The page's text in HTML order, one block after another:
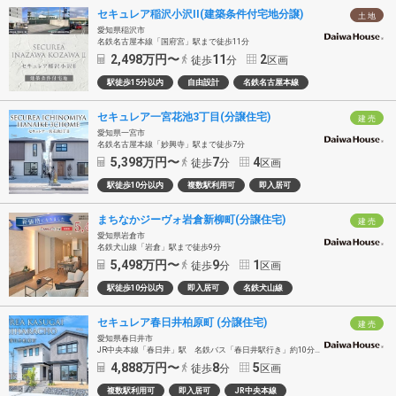
土 地
セキュレア稲沢小沢II(建築条件付宅地分譲)
愛知県稲沢市
名鉄名古屋本線「国府宮」駅まで徒歩11分
2,498万円〜 徒歩11分 2区画
駅徒歩15分以内 自由設計 名鉄名古屋本線
建 売
セキュレア一宮花池3丁目(分譲住宅)
愛知県一宮市
名鉄名古屋本線「妙興寺」駅まで徒歩7分
5,398万円〜 徒歩7分 4区画
駅徒歩10分以内 複数駅利用可 即入居可
建 売
まちなかジーヴォ岩倉新柳町(分譲住宅)
愛知県岩倉市
名鉄犬山線「岩倉」駅まで徒歩9分
5,498万円〜 徒歩9分 1区画
駅徒歩10分以内 即入居可 名鉄犬山線
建 売
セキュレア春日井柏原町 (分譲住宅)
愛知県春日井市
JR中央本線「春日井」駅 名鉄バス「春日井駅行き」約10分 「春日井農協前」バス停徒歩8分
4,888万円〜 徒歩8分 5区画
複数駅利用可 即入居可 JR中央本線